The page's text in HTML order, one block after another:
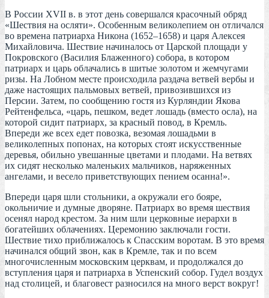
В России XVII в. в этот день совершался красочный обряд
«Шествия на осляти». Особенным великолепием он отличался
во времена патриарха Никона (1652–1658) и царя Алексея
Михайловича. Шествие начиналось от Царской площади у
Покровского (Василия Блаженного) собора, в котором
патриарх и царь облачались в шитые золотом и жемчугами
ризы. На Лобном месте происходила раздача ветвей вербы и
даже настоящих пальмовых ветвей, привозившихся из
Персии. Затем, по сообщению гостя из Курляндии Якова
Рейтенфельса, «царь, пешком, ведет лошадь (вместо осла), на
которой сидит патриарх, за красный повод, в Кремль.
Впереди же всех едет повозка, везомая лошадьми в
великолепных попонах, на которых стоят искусственные
деревья, обильно увешанные цветами и плодами. На ветвях
их сидят несколько маленьких мальчиков, наряженных
ангелами, и весело приветствующих пением осанна!».
Впереди царя шли стольники, а окружали его бояре,
окольничие и думные дворяне. Патриарх во время шествия
осенял народ крестом. За ним шли церковные иерархи в
богатейших облачениях. Церемонию заключали гости.
Шествие тихо приближалось к Спасским воротам. В это время
начинался общий звон, как в Кремле, так и по всем
многочисленным московским церквам, и продолжался до
вступления царя и патриарха в Успенский собор. Гудел воздух
над столицей, и благовест разносился на много верст вокруг!